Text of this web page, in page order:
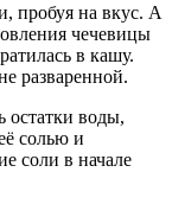
пробуя на вкус. А
чечевицы
в кашу.
разваренной.
остатки воды,
солью и
соли в начале